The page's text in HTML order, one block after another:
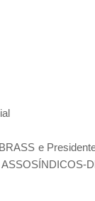
e